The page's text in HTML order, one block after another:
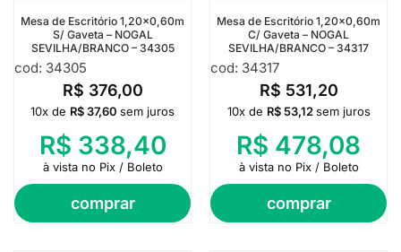
Mesa de Escritório 1,20×0,60m
S/ Gaveta – NOGAL
SEVILHA/BRANCO – 34305
cod: 34305
R$ 376,00
comprar
10x de R$37,60 sem juros
R$ 338,40
à vista no Pix / Boleto
Mesa de Escritório 1,20×0,60m
C/ Gaveta – NOGAL
SEVILHA/BRANCO – 34317
cod: 34317
R$ 531,20
comprar
10x de R$53,12 sem juros
R$ 478,08
à vista no Pix / Boleto